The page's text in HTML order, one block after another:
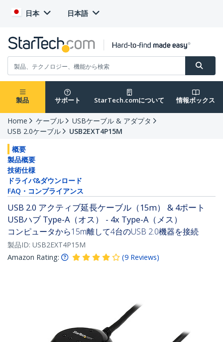
日本 日本語
製品 サポート StarTech.comについて 情報ボックス
Home ケーブル
USBケーブル & アダプタ
USB 2.0ケーブル
USB2EXT4P15M
概要
製品概要
技術仕様
ドライバ&ダウンロード
FAQ・コンプライアンス
USB 2.0 アクティブ延長ケーブル（15m） & 4ポート
USBハブ Type-A（オス） - 4x Type-A（メス）
コンピュータから15m離して4台のUSB 2.0機器を接続
製品ID: USB2EXT4P15M
Amazon Rating:
(9 Reviews)